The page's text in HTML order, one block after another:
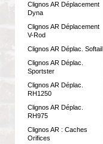
Clignos AR Déplacement
Dyna
Clignos AR Déplacement
V-Rod
Clignos AR Déplac. Softail
Clignos AR Déplac.
Sportster
Clignos AR Déplac.
RH1250
Clignos AR Déplac.
RH975
Clignos AR : Caches
Orifices